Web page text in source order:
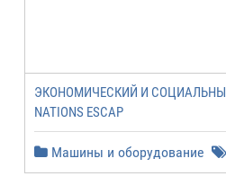
ЭКОНОМИЧЕСКИЙ И СОЦИАЛЬНЫЙ
NATIONS ESCAP
Машины и оборудование